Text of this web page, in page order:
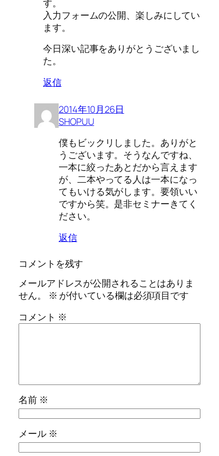
す。
入力フォームの公開、楽しみにしてい
ます。
今日深い記事をありがとうございまし
た。
返信
2014年10月26日
SHOPUU
僕もビックリしました。ありがと
うございます。そうなんですね、
一本に絞ったあとだから言えます
が、二本やってる人は一本になっ
てもいける気がします。要領いい
ですから笑。是非セミナーきてく
ださい。
返信
コメントを残す
メールアドレスが公開されることはありま
せん。
※ が付いている欄は必須項目です
コメント ※
名前 ※
メール ※